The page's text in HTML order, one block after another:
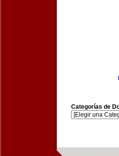
Categorías de